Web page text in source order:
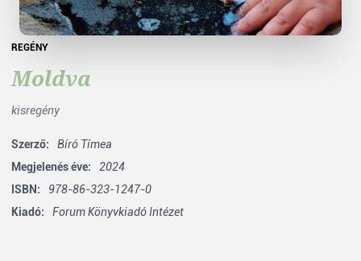
REGÉNY
Moldva
kisregény
Szerző:
Bíró Tímea
Megjelenés éve:
2024
ISBN:
978-86-323-1247-0
Kiadó:
Forum Könyvkiadó Intézet